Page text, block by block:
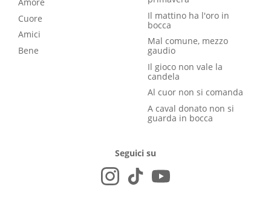
Amore
Cuore
Amici
Bene
Il mattino ha l'oro in
bocca
Mal comune, mezzo
gaudio
Il gioco non vale la
candela
Al cuor non si comanda
A caval donato non si
guarda in bocca
Seguici su